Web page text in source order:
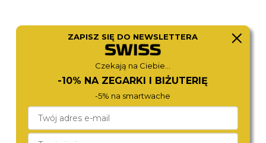
MICHAEL KORS
MK6356
1 280,-
ZAPISZ SIĘ DO NEWSLETTERA
Czekają na Ciebie...
-10% NA ZEGARKI I BIŻUTERIĘ
-5% na smartwache